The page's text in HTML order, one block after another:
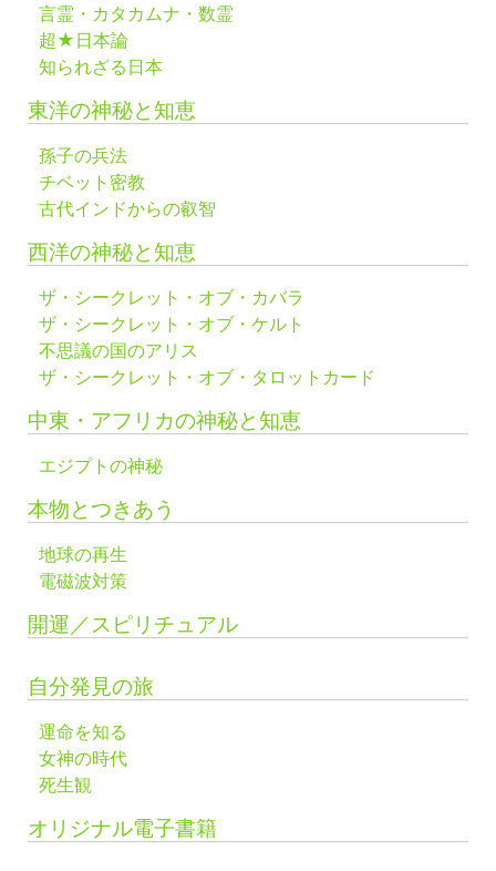
言霊・カタカムナ・数霊
超★日本論
知られざる日本
東洋の神秘と知恵
孫子の兵法
チベット密教
古代インドからの叡智
西洋の神秘と知恵
ザ・シークレット・オブ・カバラ
ザ・シークレット・オブ・ケルト
不思議の国のアリス
ザ・シークレット・オブ・タロットカード
中東・アフリカの神秘と知恵
エジプトの神秘
本物とつきあう
地球の再生
電磁波対策
開運／スピリチュアル
自分発見の旅
運命を知る
女神の時代
死生観
オリジナル電子書籍